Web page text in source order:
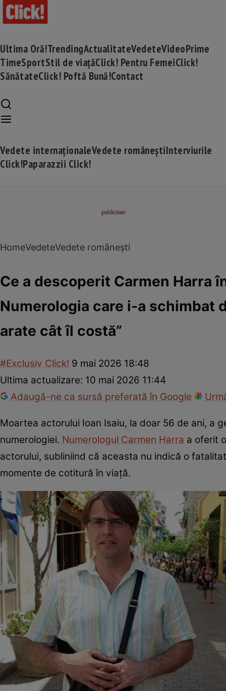
Ultima Oră!TrendingActualitateVedeteVideoPrime
TimeSportStil de viațăClick! Pentru FemeiClick!
SănătateClick! Poftă Bună!Contact
Vedete internaționaleVedete româneștiInterviurile
Click!Paparazzii Click!
HomeVedeteVedete românești
Ce a descoperit Carmen Harra
Numerologia care i-a schimbat
arate cât îl costă”
#Exclusiv Click! 9 mai 2026 18:48
Ultima actualizare: 10 mai 2026 11:44
Adaugă-ne ca sursă preferată în Google
Moartea actorului Ioan Isaiu, la doar 56 de ani, a
numerologiei. Numerologul Carmen Harra a oferit
actorului, subliniind că aceasta nu indică o
momente de cotitură în viață.